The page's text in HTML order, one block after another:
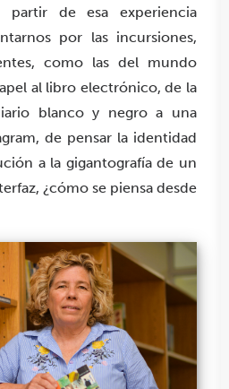
partir de esa experiencia
por las incursiones,
como las del mundo
al libro electrónico, de la
blanco y negro a una
de pensar la identidad
a la gigantografía de un
¿cómo se piensa desde